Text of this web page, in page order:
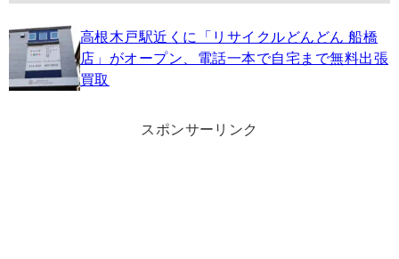
高根木戸駅近くに「リサイクルどんどん 船橋
店」がオープン、電話一本で自宅まで無料出張
買取
スポンサーリンク